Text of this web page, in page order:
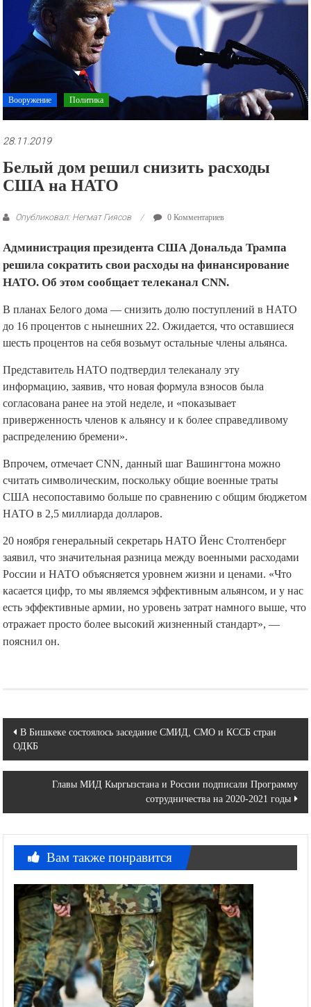
рекламные
ролики
презентации.
Политика
США на НАТО
решила сократить свои расходы на финансирование
НАТО. Об этом сообщает телеканал CNN.
до 16 процентов с нынешних 22. Ожидается, что оставшиеся
шесть процентов на себя возьмут остальные члены альянса.
информацию, заявив, что новая формула взносов была
согласована ранее на этой неделе, и «показывает
приверженность членов к альянсу и к более справедливому
распределению бремени».
считать символическим, поскольку общие военные траты
США несопоставимо больше по сравнению с общим бюджетом
НАТО в 2,5 миллиарда долларов.
заявил, что значительная разница между военными расходами
России и НАТО объясняется уровнем жизни и ценами. «Что
касается цифр, то мы являемся эффективным альянсом, и у нас
есть эффективные армии, но уровень затрат намного выше, что
отражает просто более высокий жизненный стандарт», —
пояснил он.
Навигация
по
записям
В Бишкеке состоялось заседание СМИД, СМО и КССБ стран
ОДКБ
Главы МИД Кыргызстана и России подписали Программу
сотрудничества на 2020-2021 годы
Вам также понравится